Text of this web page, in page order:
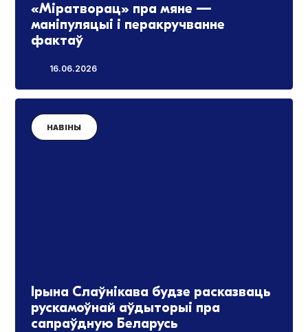
«Міратворац» пра мяне —
маніпуляцыі і перакручванне
фактаў
16.06.2026
НАВІНЫ
Ірына Слаўнікава будзе расказваць
рускамоўнай аўдыторыі пра
сапраўдную Беларусь